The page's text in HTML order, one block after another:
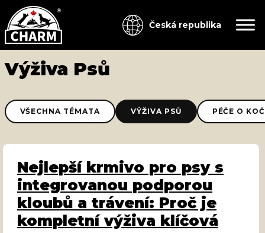
Česká republika
Výživa Psů
VŠECHNA TÉMATA VÝŽIVA PSŮ PÉČE O
Nejlepší krmivo pro psy s
integrovanou podporou
kloubů a trávení: Proč je
kompletní výživa klíčová